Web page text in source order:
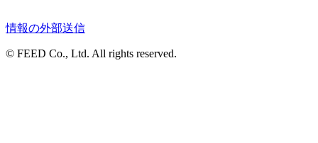
情報の外部送信
© FEED Co., Ltd. All rights reserved.